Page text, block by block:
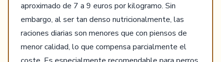
aproximado de 7 a 9 euros por kilogramo. Sin
embargo, al ser tan denso nutricionalmente, las
raciones diarias son menores que con piensos de
menor calidad, lo que compensa parcialmente el